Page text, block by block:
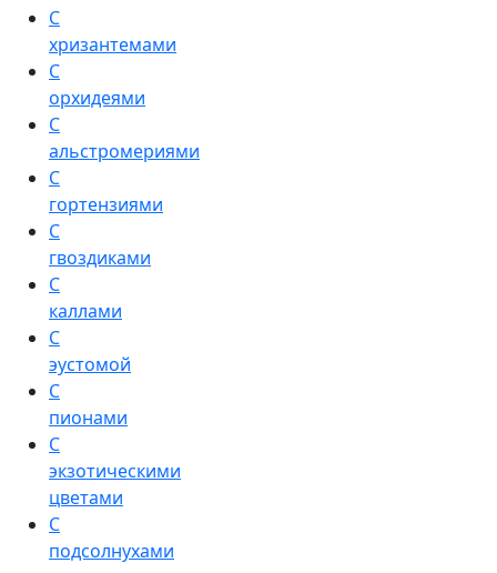
С
хризантемами
С
орхидеями
С
альстромериями
С
гортензиями
С
гвоздиками
С
каллами
С
эустомой
С
пионами
С
экзотическими
цветами
С
подсолнухами